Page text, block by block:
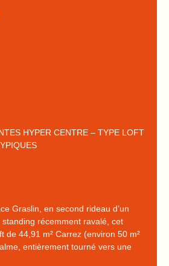
HYPER CENTRE – TYPE LOFT
Graslin, en second rideau d’un
récemment ravalé, cet
de 44,91 m² Carrez (environ 50 m²
entièrement tourné vers une